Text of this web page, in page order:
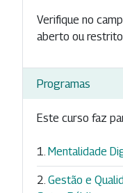
Verifique no
aberto ou
Programas
Este curso faz
Mentalidade
Gestão e